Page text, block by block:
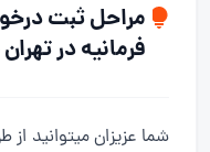
مراحل ثبت
فرمانیه در
شما عزیزان میتوانید